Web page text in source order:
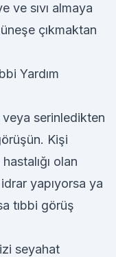
ve sıvı almaya
çıkmaktan
Yardım
serinledikten
Kişi
olan
yapıyorsa ya
tıbbi görüş
seyahat